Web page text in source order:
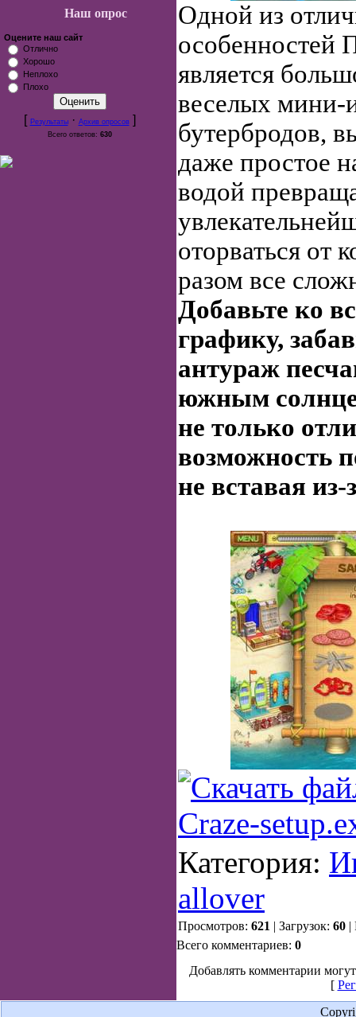
Наш опрос
Оцените наш сайт
Отлично
Хорошо
Неплохо
Плохо
[ Результаты· Архив опросов]
Всего ответов: 630
Одной из
особенностей
является
веселых мини-
бутербродов,
даже простое
водой
оторваться от
разом все
Добавьте ко
графику,
антураж
южным
не только
возможность
не вставая
Категория:
allover
Просмотров: 621 | Загрузок: 60 |
Всего комментариев: 0
Добавлять комментарии
[